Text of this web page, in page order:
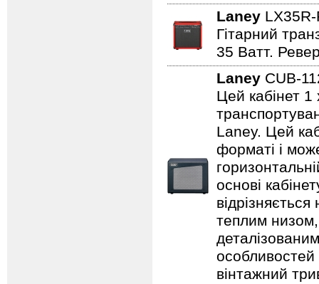
Laney
Гітарний
35 Ватт.
Laney CUB-
Цей кабінет 1
Laney. Цей
форматі і
основі
теплим
особливостей
вінтажний